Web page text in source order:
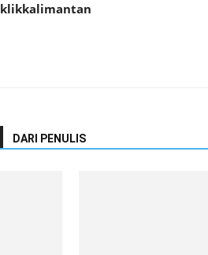
klikkalimantan
DARI PENULIS